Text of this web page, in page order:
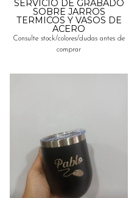
SERVICIO DE GRABADO
SOBRE JARROS
TERMICOS Y VASOS DE
ACERO
Consulte stock/colores/dudas antes de
comprar